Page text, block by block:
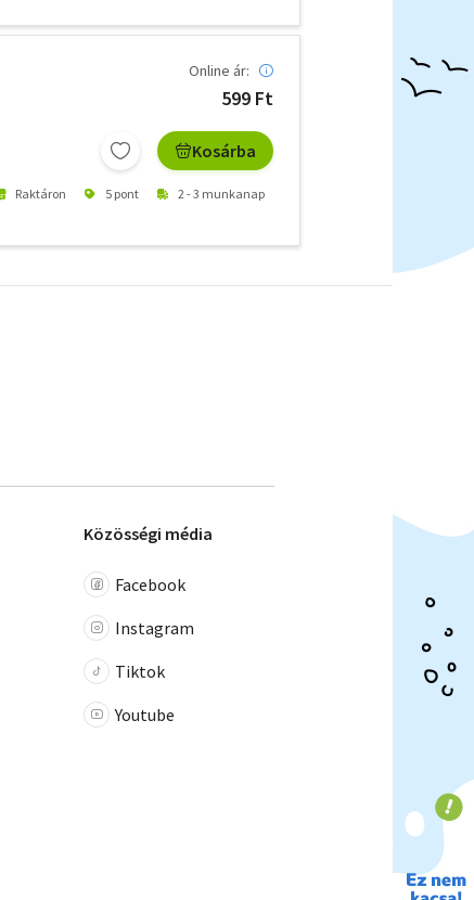
Online ár:
599 Ft
Kosárba
Raktáron 5 pont 2 - 3 munkanap
Közösségi média
Facebook
Instagram
Tiktok
Youtube